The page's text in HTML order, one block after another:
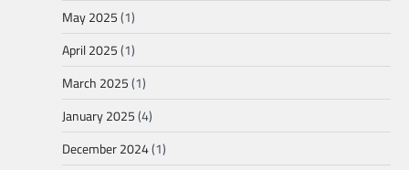
May 2025(1)
April 2025(1)
March 2025(1)
January 2025(4)
December 2024(1)